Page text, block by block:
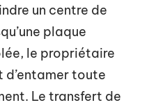
un centre de
plaque
le propriétaire
toute
Le transfert de